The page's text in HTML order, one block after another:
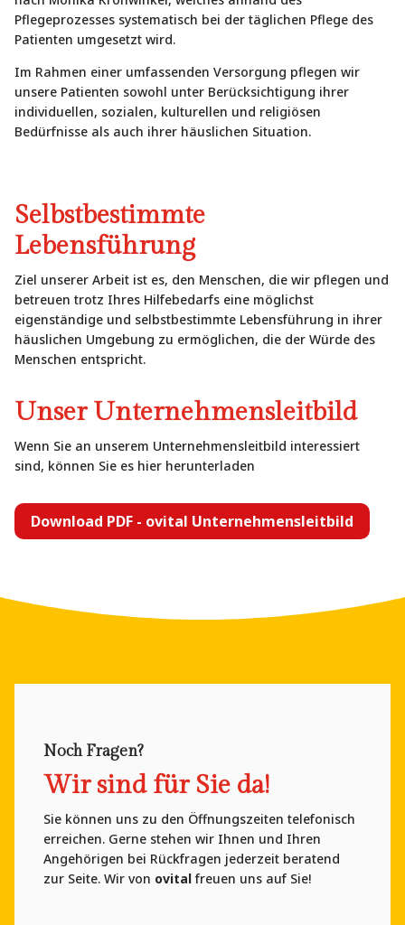
Pflegeprozesses systematisch bei der täglichen Pflege des
Patienten umgesetzt wird.
Im Rahmen einer umfassenden Versorgung pflegen wir
unsere Patienten sowohl unter Berücksichtigung ihrer
individuellen, sozialen, kulturellen und religiösen
Bedürfnisse als auch ihrer häuslichen Situation.
Selbstbestimmte
Lebensführung
Ziel unserer Arbeit ist es, den Menschen, die wir pflegen und
betreuen trotz Ihres Hilfebedarfs eine möglichst
eigenständige und selbstbestimmte Lebensführung in ihrer
häuslichen Umgebung zu ermöglichen, die der Würde des
Menschen entspricht.
Unser Unternehmensleitbild
Wenn Sie an unserem Unternehmensleitbild interessiert
sind, können Sie es hier herunterladen
Download PDF - ovital Unternehmensleitbild
Noch Fragen?
Wir sind für Sie da!
Sie können uns zu den Öffnungszeiten telefonisch
erreichen. Gerne stehen wir Ihnen und Ihren
Angehörigen bei Rückfragen jederzeit beratend
zur Seite. Wir von ovitalfreuen uns auf Sie!